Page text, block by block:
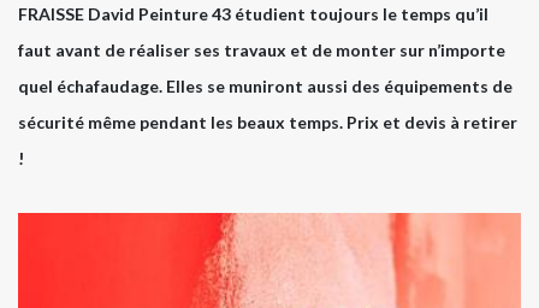
FRAISSE David Peinture 43 étudient toujours le temps qu’il
faut avant de réaliser ses travaux et de monter sur n’importe
quel échafaudage. Elles se muniront aussi des équipements de
sécurité même pendant les beaux temps. Prix et devis à retirer
!